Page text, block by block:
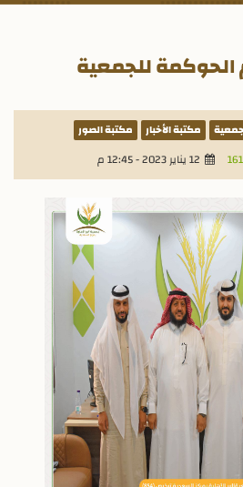
الحوكمة للجمعية
مكتبة الأخبار مكتبة الصور
12 يناير 2023 - 12:45 م